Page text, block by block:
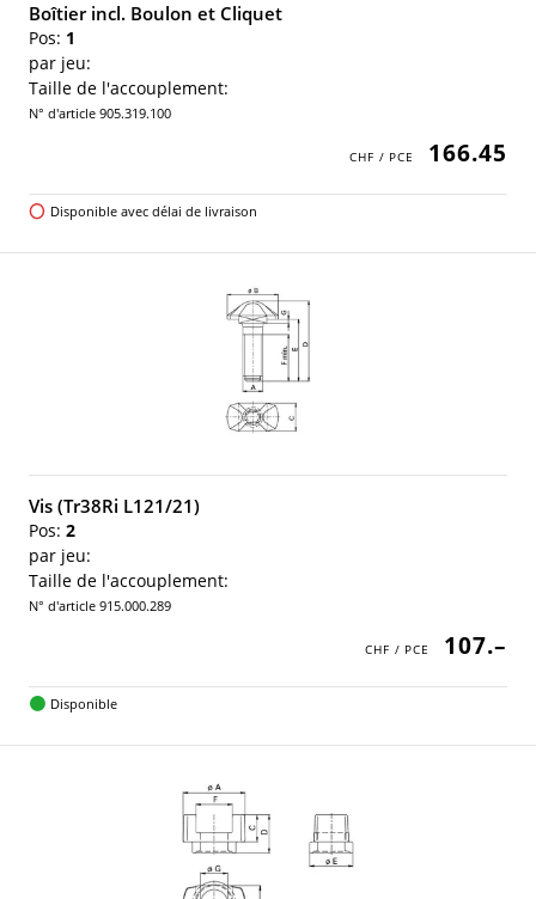
Boîtier incl. Boulon et Cliquet
Pos: 1
par jeu:
Taille de l'accouplement:
N° d'article 905.319.100
166.45
Disponible avec délai de livraison
Vis (Tr38Ri L121/21)
Pos: 2
par jeu:
Taille de l'accouplement:
N° d'article 915.000.289
107.–
Disponible